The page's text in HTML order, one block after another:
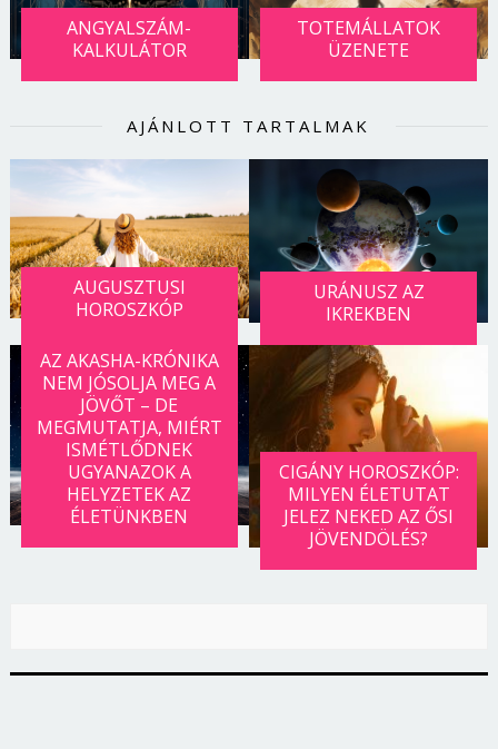
ANGYALSZÁM-
KALKULÁTOR
TOTEMÁLLATOK
ÜZENETE
AJÁNLOTT TARTALMAK
AUGUSZTUSI
HOROSZKÓP
URÁNUSZ AZ
IKREKBEN
AZ AKASHA-KRÓNIKA
NEM JÓSOLJA MEG A
JÖVŐT – DE
MEGMUTATJA, MIÉRT
ISMÉTLŐDNEK
UGYANAZOK A
HELYZETEK AZ
ÉLETÜNKBEN
CIGÁNY HOROSZKÓP:
MILYEN ÉLETUTAT
JELEZ NEKED AZ ŐSI
JÖVENDÖLÉS?
Jelszó